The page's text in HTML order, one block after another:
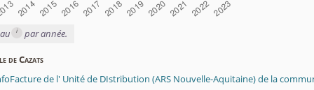
i par année.
de Cazats
de l' Unité de DIstribution (ARS Nouvelle-Aquitaine) de la